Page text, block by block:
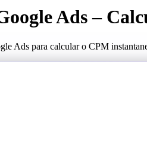
Ads –
Ads para calcular o CPM